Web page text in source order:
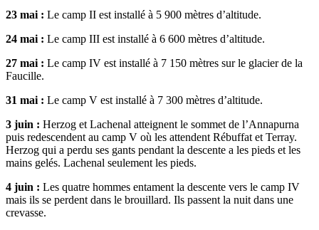
23 mai : Le camp II est installé à 5 900 mètres d’altitude.
24 mai : Le camp III est installé à 6 600 mètres d’altitude.
27 mai : Le camp IV est installé à 7 150 mètres sur le glacier de la
Faucille.
31 mai : Le camp V est installé à 7 300 mètres d’altitude.
3 juin : Herzog et Lachenal atteignent le sommet de l’Annapurna
puis redescendent au camp V où les attendent Rébuffat et Terray.
Herzog qui a perdu ses gants pendant la descente a les pieds et les
mains gelés. Lachenal seulement les pieds.
4 juin : Les quatre hommes entament la descente vers le camp IV
mais ils se perdent dans le brouillard. Ils passent la nuit dans une
crevasse.